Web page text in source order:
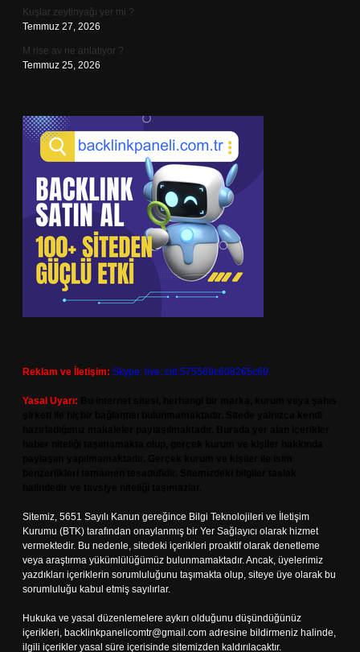
Kuşlar zeytinyağı yer mi ?
Temmuz 27, 2026
M rise av ne anlatıyor ?
Temmuz 25, 2026
Reklam ve İletişim: Skype: live:.cid.575569c608265c69
Yasal Uyarı:
Sitemiz, 5651 Sayılı Kanun gereğince Bilgi Teknolojileri ve İletişim
Kurumu (BTK) tarafından onaylanmış bir Yer Sağlayıcı olarak hizmet
vermektedir. Bu nedenle, sitedeki içerikleri proaktif olarak denetleme
veya araştırma yükümlülüğümüz bulunmamaktadır. Ancak, üyelerimiz
yazdıkları içeriklerin sorumluluğunu taşımakta olup, siteye üye olarak bu
sorumluluğu kabul etmiş sayılırlar.
Hukuka ve yasal düzenlemelere aykırı olduğunu düşündüğünüz
içerikleri, backlinkpanelicomtr@gmail.com adresine bildirmeniz halinde,
ilgili içerikler yasal süre içerisinde sitemizden kaldırılacaktır.